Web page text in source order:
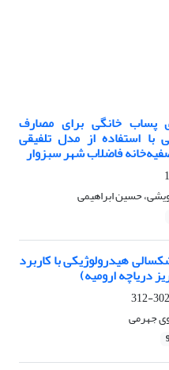
پساب خانگی برای مصارف
با استفاده از مدل تلفیقی
حسین ابراهیمی
هیدرولوژیکی با کاربرد
دریاچه ارومیه)
302-312
جهرمی